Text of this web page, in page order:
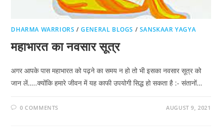
DHARMA WARRIORS /GENERAL BLOGS / SANSKAAR YAGYA
महाभारत का नवसार सूत्र
अगर आपके पास महाभारत को पढ़ने का समय न हो तो भी इसका नवसार सूत्र को
जान लें…..क्योंकि हमारे जीवन में यह काफी उपयोगी सिद्ध हो सकता है :- संतानों…
0 COMMENTS AUGUST 9, 2021